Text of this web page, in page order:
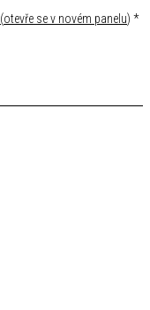
(otevře se v novém panelu) *